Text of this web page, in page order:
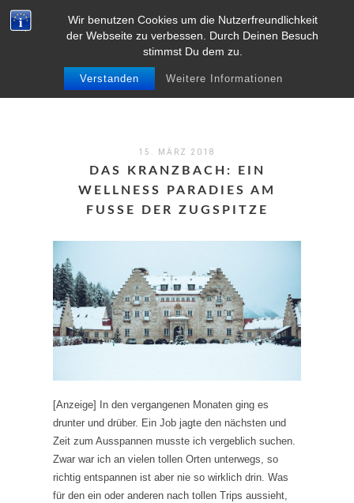
Wir benutzen Cookies um die Nutzerfreundlichkeit
der Webseite zu verbessen. Durch Deinen Besuch
stimmst Du dem zu.
Verstanden Weitere Informationen
MENU
15. MÄRZ 2018
DAS KRANZBACH: EIN
WELLNESS PARADIES AM
FUSSE DER ZUGSPITZE
[Anzeige] In den vergangenen Monaten ging es
drunter und drüber. Ein Job jagte den nächsten und
Zeit zum Ausspannen musste ich vergeblich suchen.
Zwar war ich an vielen tollen Orten unterwegs, so
richtig entspannen ist aber nie so wirklich drin. Was
für den ein oder anderen nach tollen Trips aussieht,